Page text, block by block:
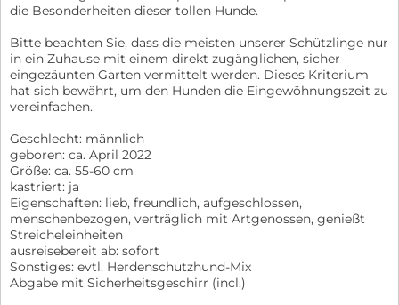
die Besonderheiten dieser tollen Hunde.
Bitte beachten Sie, dass die meisten unserer Schützlinge nur
in ein Zuhause mit einem direkt zugänglichen, sicher
eingezäunten Garten vermittelt werden. Dieses Kriterium
hat sich bewährt, um den Hunden die Eingewöhnungszeit zu
vereinfachen.
Geschlecht: männlich
geboren: ca. April 2022
Größe: ca. 55-60 cm
kastriert: ja
Eigenschaften: lieb, freundlich, aufgeschlossen,
menschenbezogen, verträglich mit Artgenossen, genießt
Streicheleinheiten
ausreisebereit ab: sofort
Sonstiges: evtl. Herdenschutzhund-Mix
Abgabe mit Sicherheitsgeschirr (incl.)